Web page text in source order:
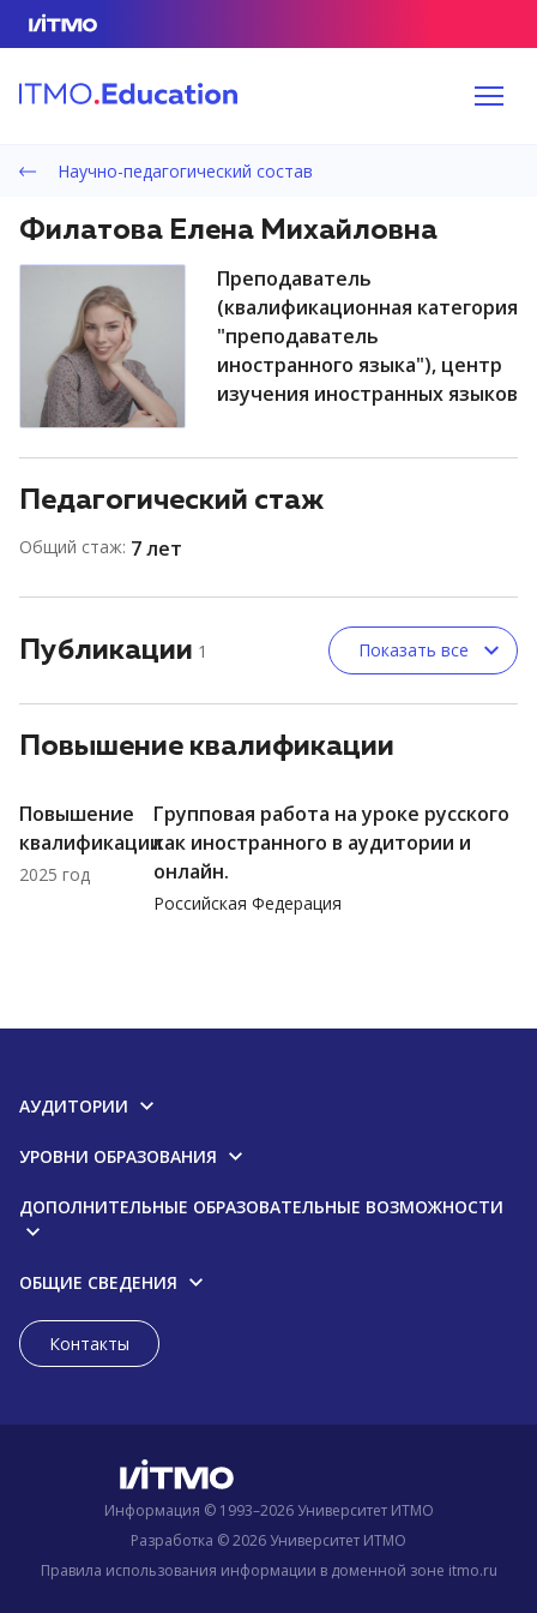
Научно-педагогический состав
Филатова Елена Михайловна
преподаватель
(квалификационная категория
"преподаватель
иностранного языка"), центр
изучения иностранных языков
Педагогический стаж
Общий стаж: 7 лет
Публикации 1 Показать все
Повышение квалификации
Повышение
квалификации
2025 год
Групповая работа на уроке русского
как иностранного в аудитории и
онлайн.
Российская Федерация
АУДИТОРИИ
УРОВНИ ОБРАЗОВАНИЯ
ДОПОЛНИТЕЛЬНЫЕ ОБРАЗОВАТЕЛЬНЫЕ ВОЗМОЖНОСТИ
ОБЩИЕ СВЕДЕНИЯ
Контакты
Информация © 1993–2026 Университет ИТМО
Разработка © 2026 Университет ИТМО
Правила использования информации в доменной зоне itmo.ru